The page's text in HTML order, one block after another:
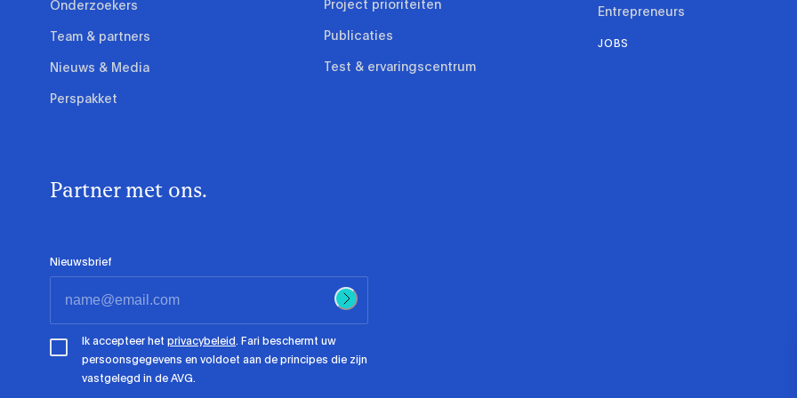
Partner met ons.
Nieuwsbrief
Ik accepteer het privacybeleid . Fari beschermt uw
persoonsgegevens en voldoet aan de principes die zijn
vastgelegd in de AVG.
Onderzoekers
Team & partners
Nieuws & Media
Perspakket
Project prioriteiten
Publicaties
Test & ervaringscentrum
Entrepreneurs
JOBS